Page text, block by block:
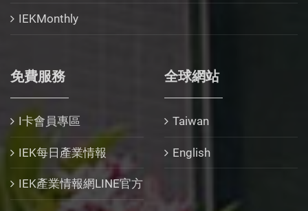
IEKMonthly
免費服務
I卡會員專區
IEK每日產業情報
IEK產業情報網LINE官方
全球網站
Taiwan
English